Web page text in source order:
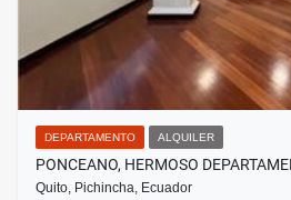
DEPARTAMENTO ALQUILER
PONCEANO, HERMOSO
Quito, Pichincha, Ecuador